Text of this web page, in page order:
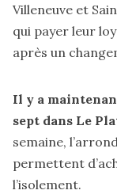
Villeneuve et
qui payer leur
après un
Il y a
sept dans Le
semaine,
permettent
l’isolement.